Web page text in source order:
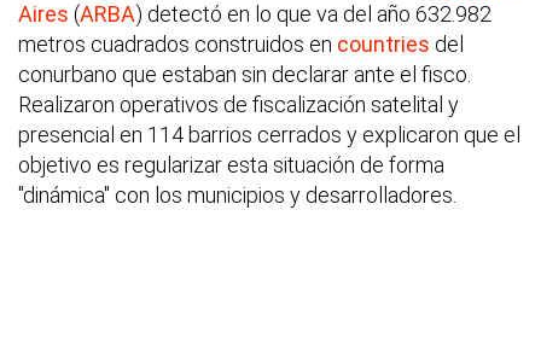
Aires (ARBA) detectó en lo que va del año 632.982
metros cuadrados construidos en countries del
conurbano que estaban sin declarar ante el fisco.
Realizaron operativos de fiscalización satelital y
presencial en 114 barrios cerrados y explicaron que el
objetivo es regularizar esta situación de forma
"dinámica" con los municipios y desarrolladores.